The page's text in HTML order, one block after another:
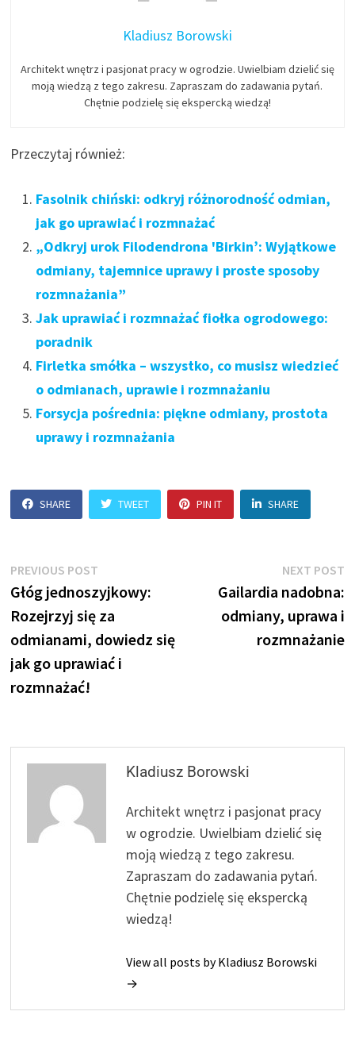
Kladiusz Borowski
Architekt wnętrz i pasjonat pracy w ogrodzie. Uwielbiam dzielić się
moją wiedzą z tego zakresu. Zapraszam do zadawania pytań.
Chętnie podzielę się ekspercką wiedzą!
Przeczytaj również:
Fasolnik chiński: odkryj różnorodność odmian,
jak go uprawiać i rozmnażać
„Odkryj urok Filodendrona 'Birkin’: Wyjątkowe
odmiany, tajemnice uprawy i proste sposoby
rozmnażania”
Jak uprawiać i rozmnażać fiołka ogrodowego:
poradnik
Firletka smółka – wszystko, co musisz wiedzieć
o odmianach, uprawie i rozmnażaniu
Forsycja pośrednia: piękne odmiany, prostota
uprawy i rozmnażania
SHARE TWEET PIN IT SHARE
Nawigacja
wpisu
PREVIOUS POST
post:
Głóg jednoszyjkowy:
Rozejrzyj się za
odmianami, dowiedz się
jak go uprawiać i
rozmnażać!
NEXT POST
Gailardia nadobna:
odmiany, uprawa i
rozmnażanie
Kladiusz Borowski
Architekt wnętrz i pasjonat pracy
w ogrodzie. Uwielbiam dzielić się
moją wiedzą z tego zakresu.
Zapraszam do zadawania pytań.
Chętnie podzielę się ekspercką
wiedzą!
View all posts by Kladiusz Borowski
→